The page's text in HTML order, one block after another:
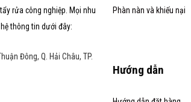
rửa công nghiệp. Mọi nhu
thông tin dưới đây:
Đông, Q. Hải Châu, TP.
Phàn nàn và khiếu nại
Hướng dẫn